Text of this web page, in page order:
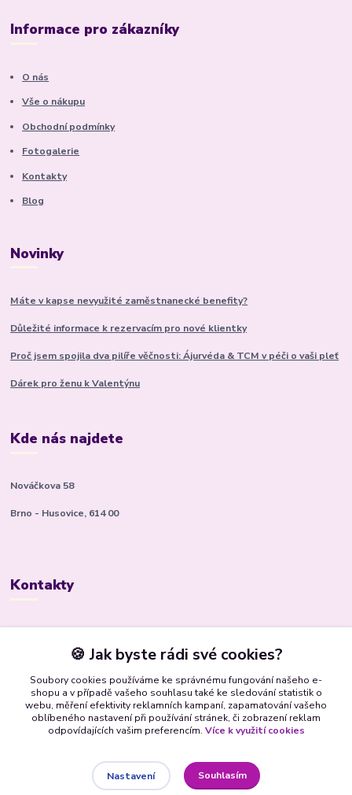
Informace pro zákazníky
O nás
Vše o nákupu
Obchodní podmínky
Fotogalerie
Kontakty
Blog
Novinky
Máte v kapse nevyužité zaměstnanecké benefity?
Důležité informace k rezervacím pro nové klientky
Proč jsem spojila dva pilíře věčnosti: Ájurvéda & TCM v péči o vaši pleť
Dárek pro ženu k Valentýnu
Kde nás najdete
Nováčkova 58
Brno - Husovice, 614 00
Kontakty
+420 799 506 472
(Po-Pá, 8-16 hod.)
bsbrno@gmail.com
🍪 Jak byste rádi své cookies?
Soubory cookies používáme ke správnému fungování našeho e-
shopu a v případě vašeho souhlasu také ke sledování statistik o
webu, měření efektivity reklamních kampaní, zapamatování vašeho
oblíbeného nastavení při používání stránek, či zobrazení reklam
odpovídajících vašim preferencím. Více k využití cookies
Nastavení Souhlasím